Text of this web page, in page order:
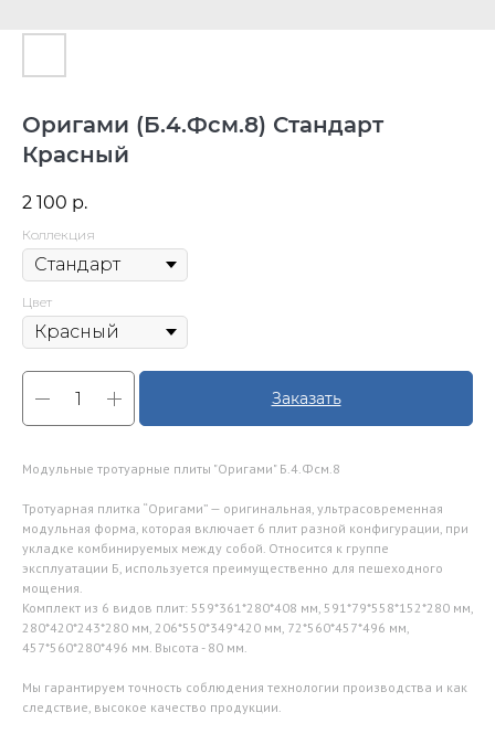
Оригами (Б.4.Фсм.8) Стандарт
Красный
2 100 р.
Коллекция
Цвет
Заказать
Модульные тротуарные плиты "Оригами" Б.4.Фсм.8
Тротуарная плитка “Оригами” — оригинальная, ультрасовременная
модульная форма, которая включает 6 плит разной конфигурации, при
укладке комбинируемых между собой. Относится к группе
эксплуатации Б, используется преимущественно для пешеходного
мощения.
Комплект из 6 видов плит: 559*361*280*408 мм, 591*79*558*152*280 мм,
280*420*243*280 мм, 206*550*349*420 мм, 72*560*457*496 мм,
457*560*280*496 мм. Высота - 80 мм.
Мы гарантируем точность соблюдения технологии производства и как
следствие, высокое качество продукции.